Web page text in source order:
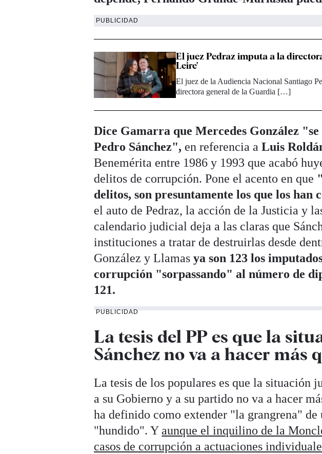
PUBLICIDAD
El juez Pedraz imputa a la
Leire'
El juez de la Audiencia Nacional Santiago
directora general de la Guardia […]
Dice Gamarra que Mercedes González
Pedro Sánchez", en referencia aLuis
Benemérita entre 1986 y 1993 que acabó
delitos de corrupción. Pone el acento en que
delitos, son presuntamente los que los han
el auto de Pedraz, la acción de la Justicia y
calendario judicial deja a las claras que
instituciones a tratar de destruirlas desde
González y Llamasya son 123 los
corrupción "sorpassando" al número de
121.
PUBLICIDAD
La tesis del PP es que la
Sánchez no va a hacer más
La tesis de los populares es que la situación
a su Gobierno y a su partido no va a hacer
ha definido como extender "la grangrena"
"hundido". Y aunque el inquilino de la
casos de corrupción a actuaciones